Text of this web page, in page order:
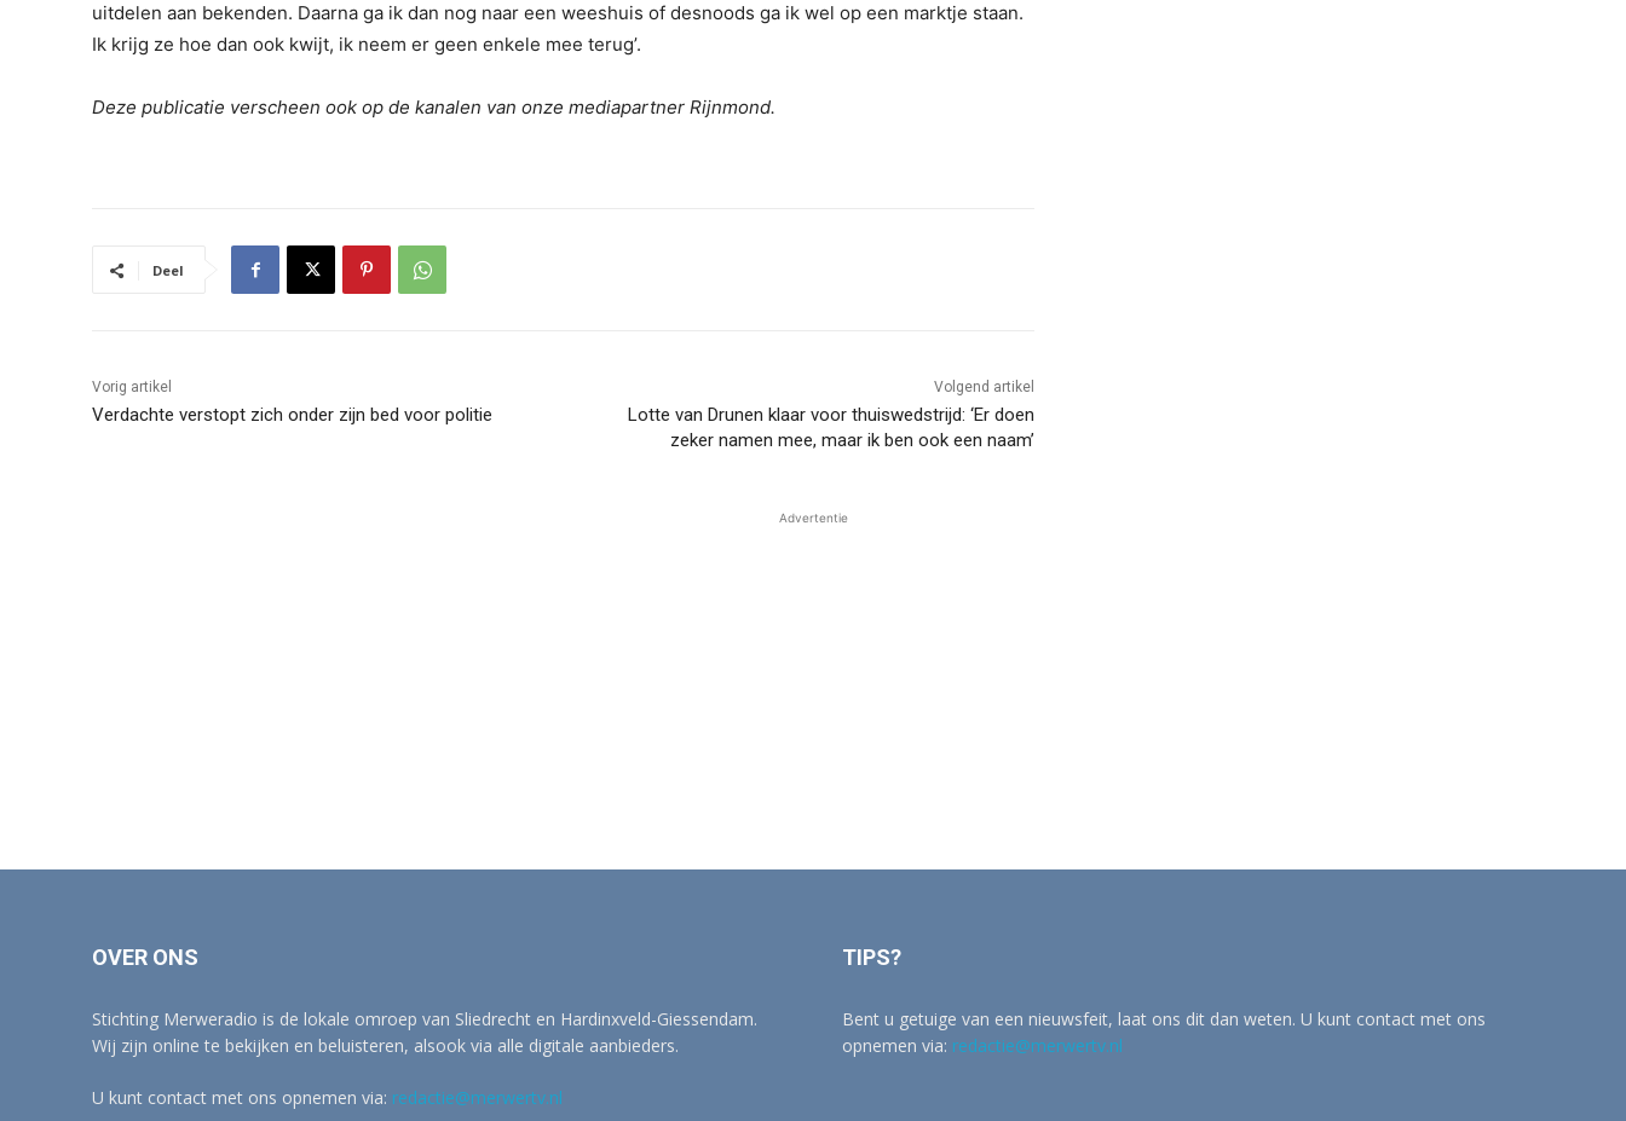
uitdelen aan bekenden. Daarna ga ik dan nog naar een weeshuis of desnoods ga ik wel op een marktje staan.
Ik krijg ze hoe dan ook kwijt, ik neem er geen enkele mee terug’.
Deze publicatie verscheen ook op de kanalen van onze mediapartner Rijnmond.
Deel
Vorig artikel
Verdachte verstopt zich onder zijn bed voor politie
Volgend artikel
Lotte van Drunen klaar voor thuiswedstrijd: ‘Er doen
zeker namen mee, maar ik ben ook een naam’
Advertentie
OVER ONS
Stichting Merweradio is de lokale omroep van Sliedrecht en Hardinxveld-Giessendam.
Wij zijn online te bekijken en beluisteren, alsook via alle digitale aanbieders.
U kunt contact met ons opnemen via: redactie@merwertv.nl
TIPS?
Bent u getuige van een nieuwsfeit, laat ons dit dan weten. U kunt contact met ons
opnemen via: redactie@merwertv.nl